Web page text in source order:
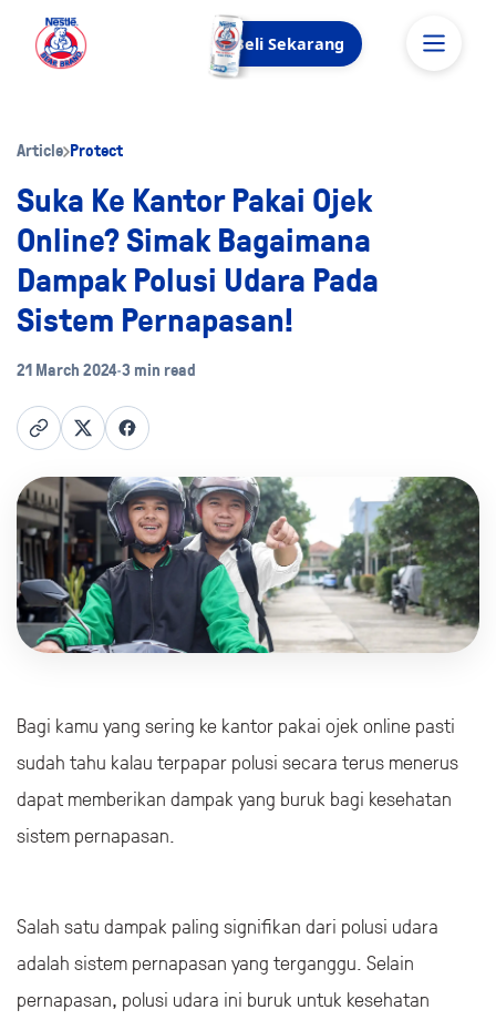
Beli Sekarang
Article Protect
Suka Ke Kantor Pakai Ojek
Online? Simak Bagaimana
Dampak Polusi Udara Pada
Sistem Pernapasan!
21 March 2024•3 min read
Bagi kamu yang sering ke kantor pakai ojek online pasti
sudah tahu kalau terpapar polusi secara terus menerus
dapat memberikan dampak yang buruk bagi kesehatan
sistem pernapasan.
Salah satu dampak paling signifikan dari polusi udara
adalah sistem pernapasan yang terganggu. Selain
pernapasan, polusi udara ini buruk untuk kesehatan